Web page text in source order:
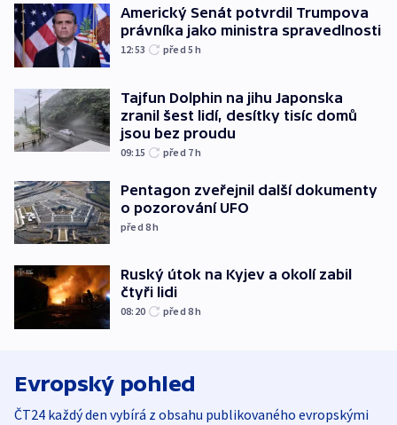
Americký Senát potvrdil Trumpova
právníka jako ministra spravedlnosti
12:53 před 5h
Tajfun Dolphin na jihu Japonska
zranil šest lidí, desítky tisíc domů
jsou bez proudu
09:15 před 7h
Pentagon zveřejnil další dokumenty
o pozorování UFO
před 8h
Ruský útok na Kyjev a okolí zabil
čtyři lidi
08:20 před 8h
Evropský pohled
ČT24 každý den vybírá z obsahu publikovaného evropskými